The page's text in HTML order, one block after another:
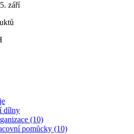
září
dílny
(10)
pomůcky (10)